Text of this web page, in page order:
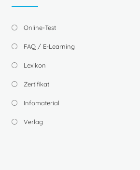
Online-Test
FAQ / E-Learning
Lexikon
Zertifikat
Infomaterial
Verlag